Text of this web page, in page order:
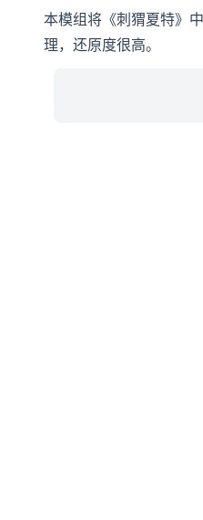
本模组将《刺猬夏特》
理，还原度很高。